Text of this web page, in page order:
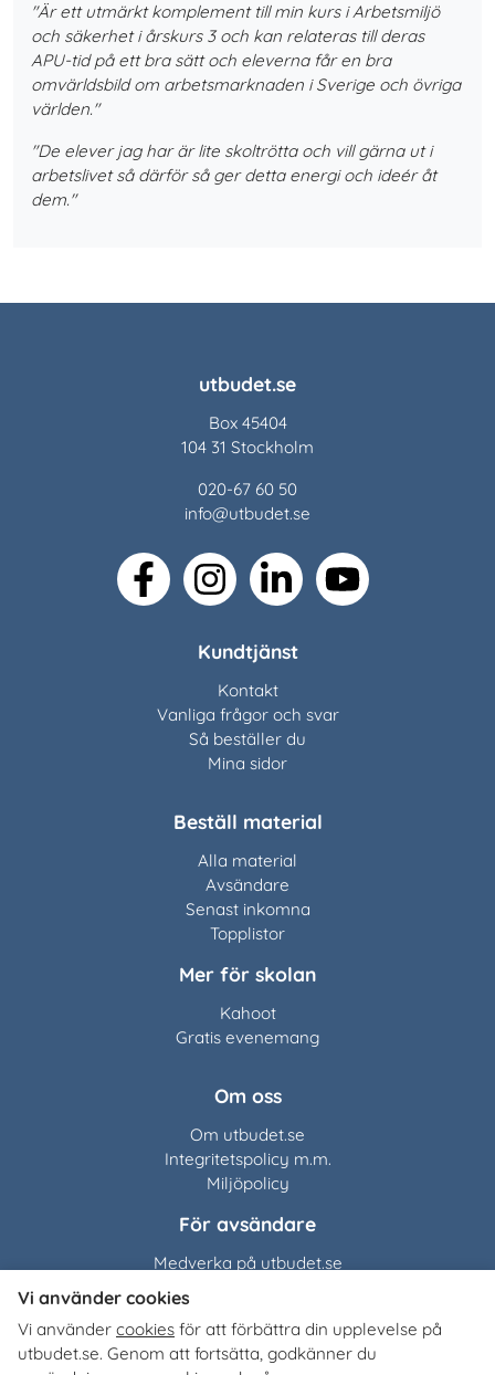
"Är ett utmärkt komplement till min kurs i Arbetsmiljö
och säkerhet i årskurs 3 och kan relateras till deras
APU-tid på ett bra sätt och eleverna får en bra
omvärldsbild om arbetsmarknaden i Sverige och övriga
världen."
"De elever jag har är lite skoltrötta och vill gärna ut i
arbetslivet så därför så ger detta energi och ideér åt
dem."
utbudet.se
Box 45404
104 31 Stockholm
020-67 60 50
info@utbudet.se
facebookinstagramlinkedin youtube
Kundtjänst
Kontakt
Vanliga frågor och svar
Så beställer du
Mina sidor
Beställ material
Alla material
Avsändare
Senast inkomna
Topplistor
Mer för skolan
Kahoot
Gratis evenemang
Om oss
Om utbudet.se
Integritetspolicy m.m.
Miljöpolicy
För avsändare
Medverka på utbudet.se
Utbudet.se distribuerar
organisationers, myndigheters och företags egna material
till Sveriges alla skolor, universitet och högskolor. Tjänsten
Vi använder cookies
Vi använder cookies för att förbättra din upplevelse på
utbudet.se. Genom att fortsätta, godkänner du